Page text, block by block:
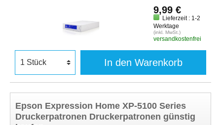
9,99 €
Lieferzeit : 1-2
Werktage
(inkl. MwSt.)
versandkostenfrei
In den Warenkorb
Epson Expression Home XP-5100 Series
Druckerpatronen Druckerpatronen günstig